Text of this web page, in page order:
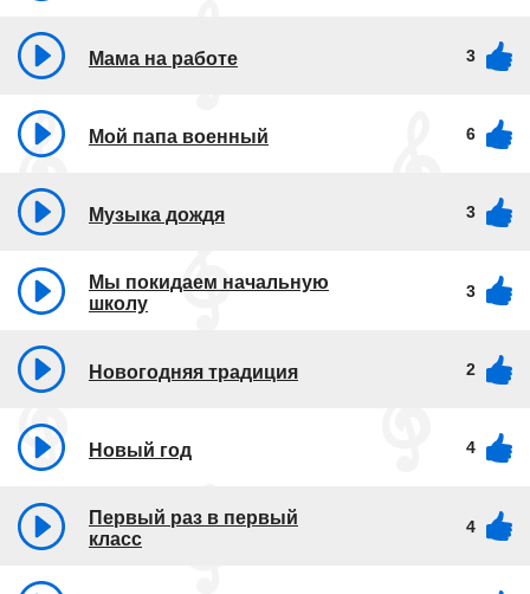
Мама на работе 3
Мой папа военный 6
Музыка дождя 3
Мы покидаем начальную
школу
3
Новогодняя традиция 2
Новый год 4
Первый раз в первый
класс
4